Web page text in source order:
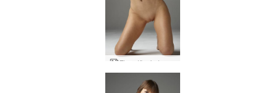
Flora täysi etuosa